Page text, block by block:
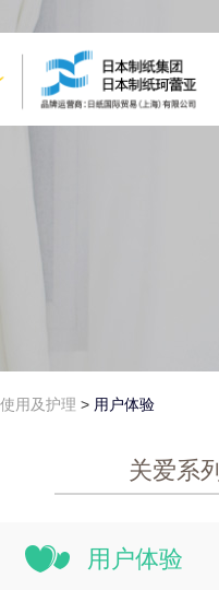
使用及护理 > 用户体验
关爱系列
用户体验